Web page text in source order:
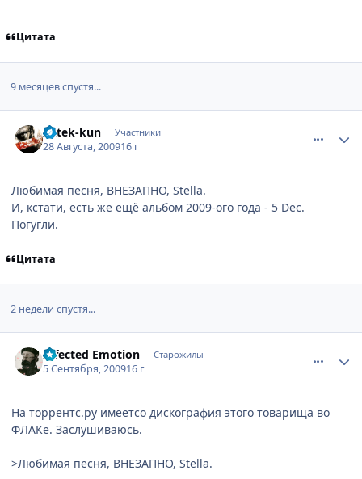
Цитата
9 месяцев спустя...
Aztek-kun Участники
28 Августа, 200916 г
Любимая песня, ВНЕЗАПНО, Stella.
И, кстати, есть же ещё альбом 2009-ого года - 5 Dec.
Погугли.
Цитата
2 недели спустя...
Infected Emotion Старожилы
5 Сентября, 200916 г
На торрентс.ру имеетсо дискография этого товарища во
ФЛАКе. Заслушиваюсь.
>Любимая песня, ВНЕЗАПНО, Stella.